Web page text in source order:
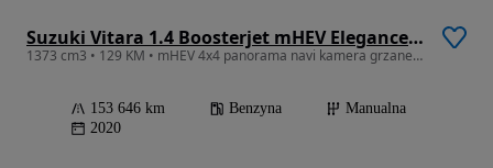
Suzuki Vitara 1.4 Boosterjet mHEV Elegance 4WD
1373 cm3 • 129 KM • mHEV 4x4 panorama navi kamera grzane fotele hak
153 646 km Benzyna
Manualna
2020